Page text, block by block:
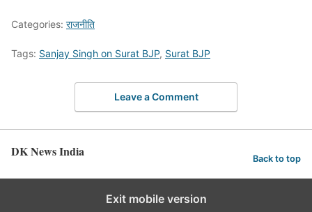
Categories: राजनीति
Tags: Sanjay Singh on Surat BJP, Surat BJP
Leave a Comment
DK News India Back to top
Exit mobile version